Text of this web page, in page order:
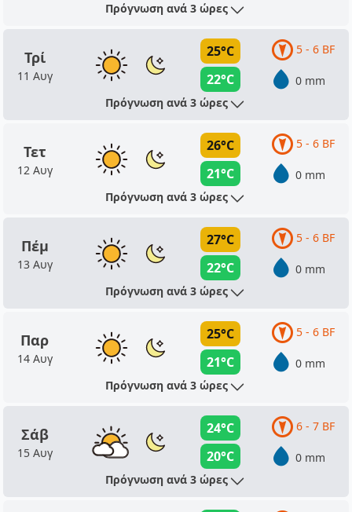
Πρόγνωση ανά 3 ώρες
Τρί
11 Αυγ
25°C
22°C
5 - 6 BF
0 mm
Πρόγνωση ανά 3 ώρες
Τετ
12 Αυγ
26°C
21°C
5 - 6 BF
0 mm
Πρόγνωση ανά 3 ώρες
Πέμ
13 Αυγ
27°C
22°C
5 - 6 BF
0 mm
Πρόγνωση ανά 3 ώρες
Παρ
14 Αυγ
25°C
21°C
5 - 6 BF
0 mm
Πρόγνωση ανά 3 ώρες
Σάβ
15 Αυγ
24°C
20°C
6 - 7 BF
0 mm
Πρόγνωση ανά 3 ώρες